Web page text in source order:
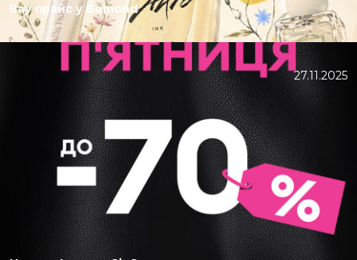
Вау прайс у Bomond
27.11.2025